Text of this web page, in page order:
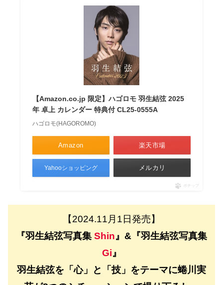
【Amazon.co.jp 限定】ハゴロモ 羽生結弦 2025
年 卓上 カレンダー 特典付 CL25-0555A
ハゴロモ(HAGOROMO)
Amazon 楽天市場
Yahooショッピング メルカリ
ポチップ
【2024.11月1日発売】
『羽生結弦写真集 Shin』&『羽生結弦写真集
Gi』
羽生結弦を「心」と「技」をテーマに蜷川実